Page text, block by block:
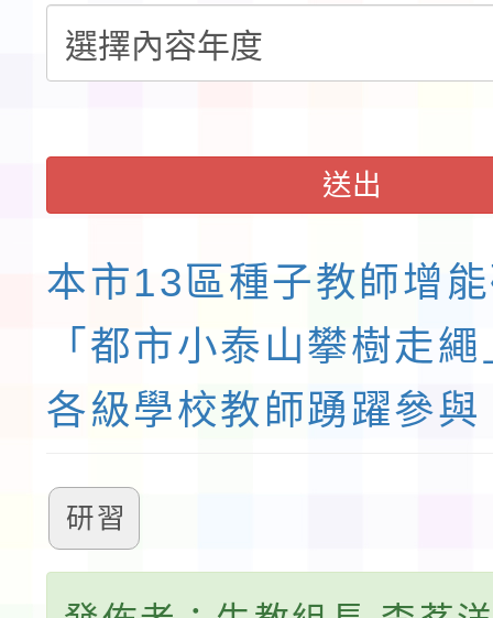
請一案
送出
本市13區種子教師增
「都市小泰山攀樹走
各級學校教師踴躍參與
研習